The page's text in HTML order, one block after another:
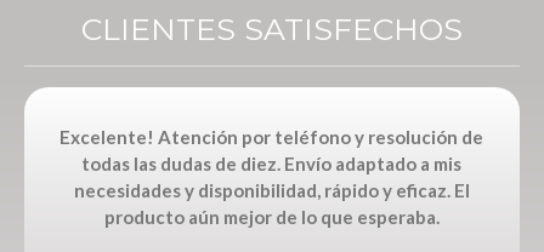
CLIENTES SATISFECHOS
Excelente! Atención por teléfono y resolución de
todas las dudas de diez. Envío adaptado a mis
necesidades y disponibilidad, rápido y eficaz. El
producto aún mejor de lo que esperaba.